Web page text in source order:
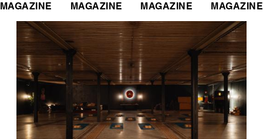
MAGAZINE MAGAZINE MAGAZINE MAGAZINE